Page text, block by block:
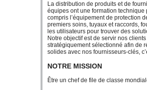
La distribution de produits et de
équipes ont une formation
compris l’équipement de protection
premiers soins, tuyaux et raccords,
les utilisateurs pour trouver des
Notre objectif est de servir nos
stratégiquement sélectionné afin de
solides avec nos fournisseurs-clés,
NOTRE MISSION
Être un chef de file de classe